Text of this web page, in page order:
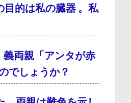
的は私の臓器 。私
両親「アンタが赤
でしょうか？